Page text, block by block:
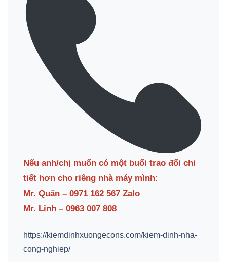
Nếu anh/chị muốn có một buổi trao đổi chi
tiết hơn cho riêng nhà máy mình:
Mr. Quân – 0971 162 567 Zalo
Mr. Linh – 0963 007 808
https://kiemdinhxuongecons.com/kiem-dinh-nha-
cong-nghiep/